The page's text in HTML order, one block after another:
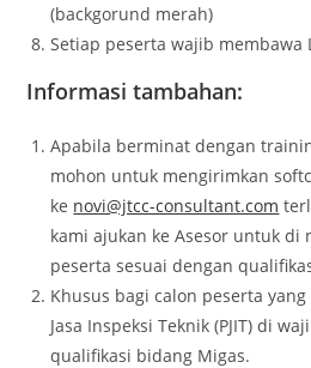
(backgorund merah)
Setiap peserta wajib membawa
Informasi tambahan:
Apabila berminat dengan
mohon untuk mengirimkan
ke novi@jtcc-consultant.com
kami ajukan ke Asesor untuk di
peserta sesuai dengan
Khusus bagi calon peserta
Jasa Inspeksi Teknik (PJIT) di
qualifikasi bidang Migas.